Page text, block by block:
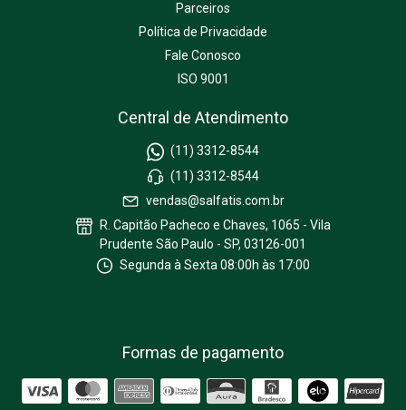
Parceiros
Política de Privacidade
Fale Conosco
ISO 9001
Central de Atendimento
(11) 3312-8544
(11) 3312-8544
vendas@salfatis.com.br
R. Capitão Pacheco e Chaves, 1065 - Vila
Prudente São Paulo - SP, 03126-001
Segunda à Sexta 08:00h às 17:00
Formas de pagamento